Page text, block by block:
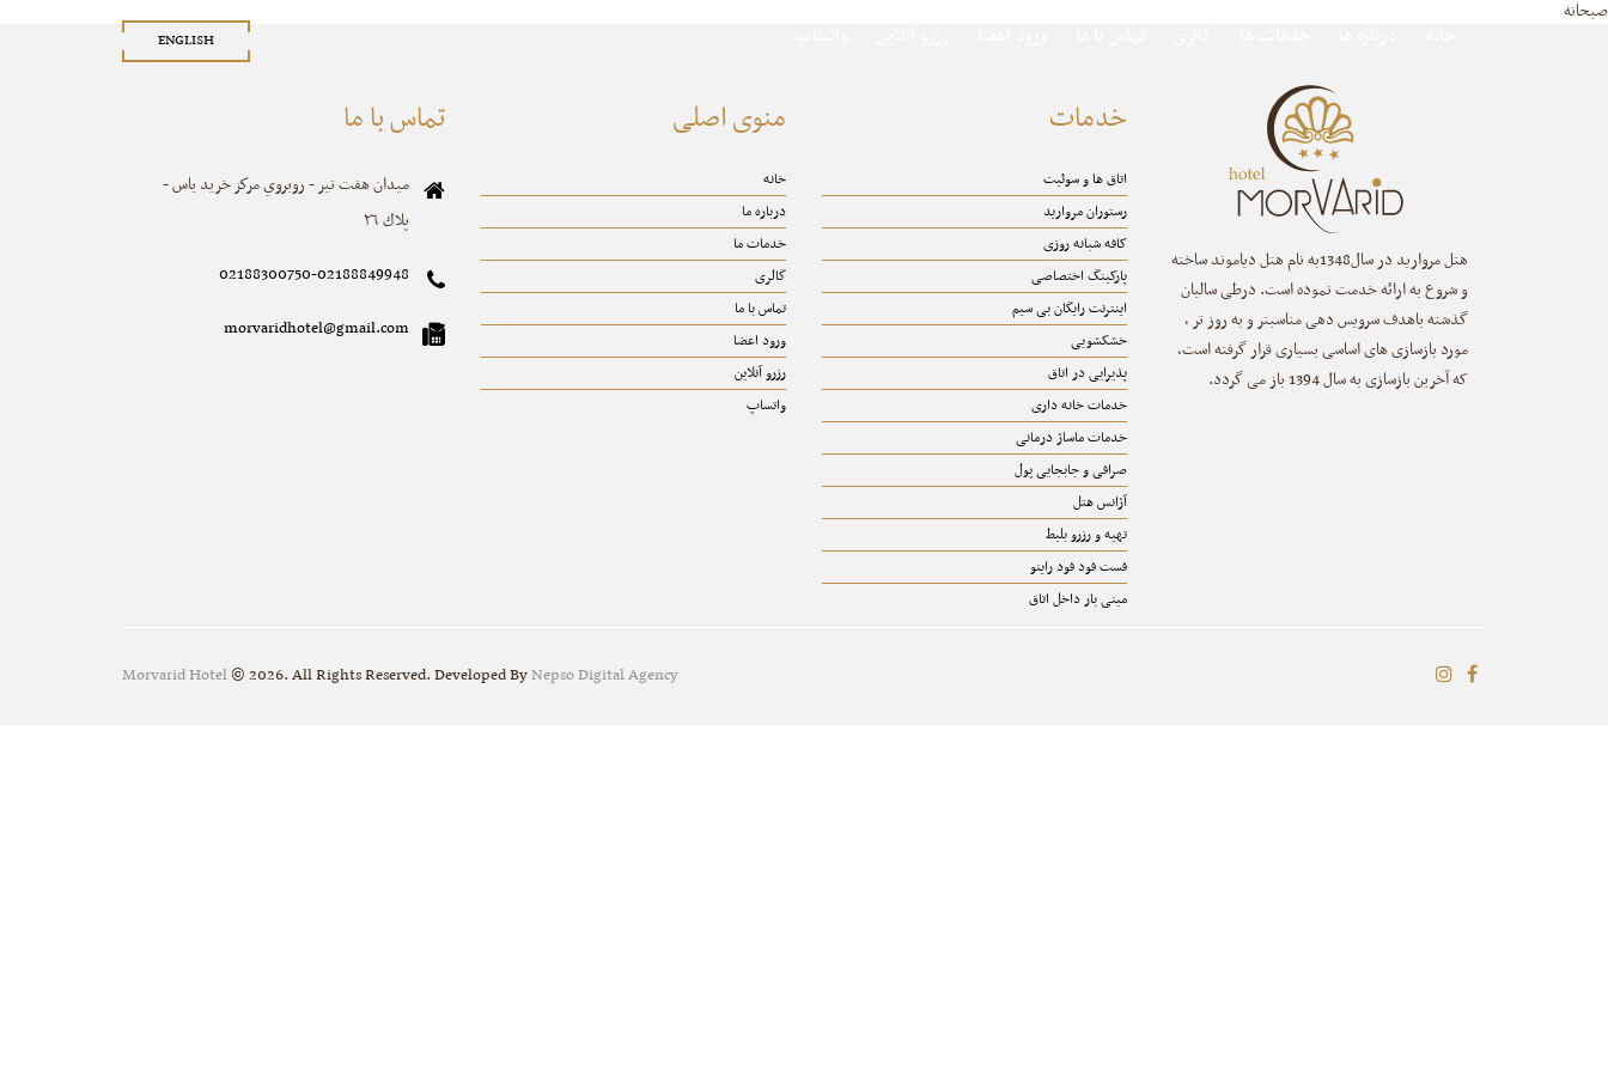
ENGLISH
صبحانه
هتل مروارید در سال1348به نام هتل دیاموند ساخته
و شروع به ارائه خدمت نموده است. درطی سالیان
گذشته باهدف سرویس دهی مناسبتر و به روز تر ،
مورد بازسازی های اساسی بسیاری قرار گرفته است،
که آخرین بازسازی به سال 1394 باز می گردد.
خدمات
اتاق ها و سوئیت
رستوران مروارید
کافه شبانه روزی
پارکینگ اختصاصی
اینترنت رایگان بی سیم
خشکشویی
پذیرایی در اتاق
خدمات خانه داری
خدمات ماساژ درمانی
صرافی و جابجایی پول
آژانس هتل
تهیه و رزرو بلیط
فست فود فود راینو
مینی بار داخل اتاق
منوی اصلی
خانه
درباره ما
خدمات ما
گالری
تماس با ما
ورود اعضا
رزرو آنلاین
واتساپ
تماس با ما
ميدان هفت تير - روبروي مركز خريد ياس -
پلاك ٢٦
02188300750-02188849948
morvaridhotel@gmail.com
Morvarid Hotel© 2026. All Rights Reserved. Developed ByNepso Digital Agency